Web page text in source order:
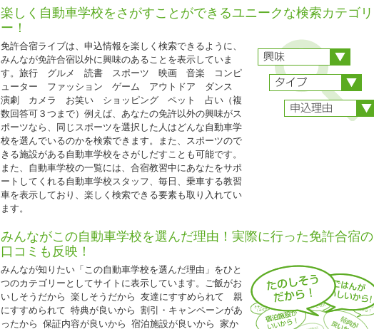
※技能教習・技能検定・宿泊食事の保証内容は通常プランと同様です。
2026.04.01
『入校日限定特別セール！ 』
◆福島県 タイヘイドライバーズスクール◆
『入校日限定特別セール！ 』
●入校日：6月1日～7月11日・10月1日～11月20日の期間中の水・金曜日入校日
■シングル
AT車227,000円（税込249,700円）
■ツイン
AT車 220,000円（税込242,000円）
■トリプル
AT車
AT車242,000円（税込266,200円）
■ホテルツインA
AT車237,000円（税込260,700円）
※普通ＭＴ車取得は、上記料金に税込33,000円ＵＰ
※グル割との併用可
※普通二輪所持の場合、上記料金から税込11,000円引となります。
楽しく自動車学校をさがすことができるユニークな検索カテゴリ
ー！
免許合宿ライブは、申込情報を楽しく検索できるように、
みんなが免許合宿以外に興味のあることを表示していま
す。旅行 グルメ 読書 スポーツ 映画 音楽 コンピ
ューター ファッション ゲーム アウトドア ダンス
演劇 カメラ お笑い ショッピング ペット 占い（複
数回答可３つまで）例えば、あなたの免許以外の興味がス
ポーツなら、同じスポーツを選択した人はどんな自動車学
校を選んでいるのかを検索できます。また、スポーツので
きる施設がある自動車学校をさがしだすことも可能です。
また、自動車学校の一覧には、合宿教習中にあなたをサポ
ートしてくれる自動車学校スタッフ、毎日、乗車する教習
車を表示しており、楽しく検索できる要素も取り入れてい
ます。
みんながこの自動車学校を選んだ理由！実際に行った免許合宿の
口コミも反映！
みんなが知りたい「この自動車学校を選んだ理由」をひと
つのカテゴリーとしてサイトに表示しています。ご飯がお
いしそうだから 楽しそうだから 友達にすすめられて 親
にすすめられて 特典が良いから 割引・キャンペーンがあ
ったから 保証内容が良いから 宿泊施設が良いから 家か